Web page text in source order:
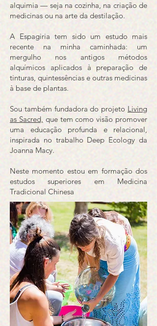
alquimia — seja na cozinha, na criação de
medicinas ou na arte da destilação.
A Espagiria tem sido um estudo mais
recente na minha caminhada: um
mergulho nos antigos métodos
alquímicos aplicados à preparação de
tinturas, quintessências e outras medicinas
à base de plantas.
Sou também fundadora do projeto Living
as Sacred, que tem como visão promover
uma educação profunda e relacional,
inspirada no trabalho Deep Ecology da
Joanna Macy.
Neste momento estou em formação dos
estudos superiores em Medicina
Tradicional Chinesa